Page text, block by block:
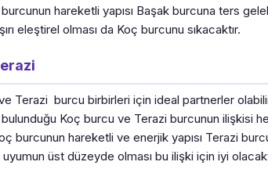
hareketli yapısı Başak burcuna ters
eleştirel olması da Koç burcunu sıkacaktır.
Terazi burcu birbirleri için ideal partnerler
Koç burcu ve Terazi burcunun ilişkisi
burcunun hareketli ve enerjik yapısı Terazi
uyumun üst düzeyde olması bu ilişki için iyi